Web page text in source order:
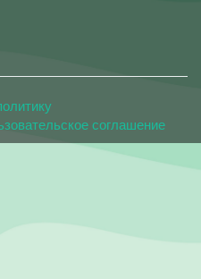
соглашение